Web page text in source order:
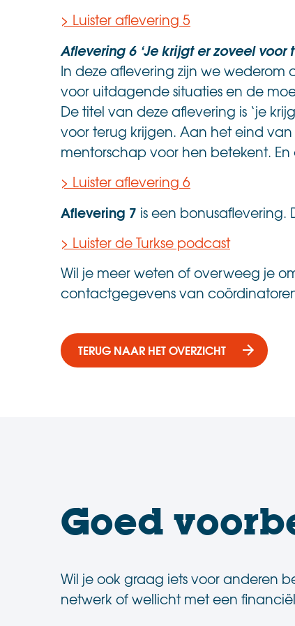
> Luister aflevering 5
Aflevering 6 ‘Je krijgt er zoveel voor
In deze aflevering zijn we wederom
voor uitdagende situaties en de
De titel van deze aflevering is ‘je
voor terug krijgen. Aan het eind
mentorschap voor hen betekent.
> Luister aflevering 6
Aflevering 7 iseen bonusaflevering.
> Luister de Turkse podcast
Wil je meer weten of overweeg je
contactgegevens van
TERUG NAAR HET OVERZICHT
Goed
Wil je ook graag iets voor anderen
netwerk of wellicht met een